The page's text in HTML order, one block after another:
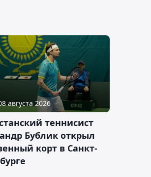
августа 2026
теннисист
Бублик открыл
корт в Санкт-